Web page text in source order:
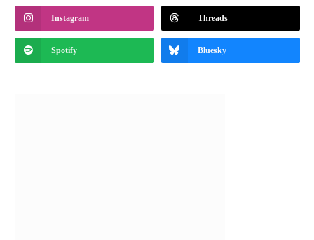
Instagram Threads
Spotify Bluesky